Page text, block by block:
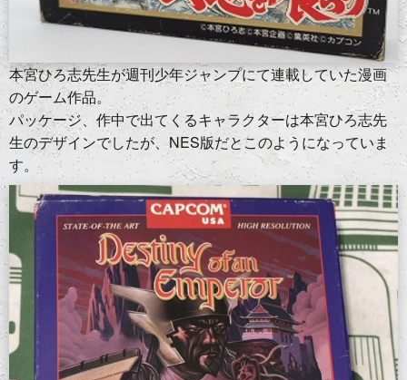
本宮ひろ志先生が週刊少年ジャンプにて連載していた漫画
のゲーム作品。
パッケージ、作中で出てくるキャラクターは本宮ひろ志先
生のデザインでしたが、NES版だとこのようになっていま
す。